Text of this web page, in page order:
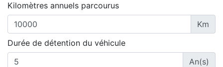
Kilomètres annuels parcourus
Km
Durée de détention du véhicule
An(s)